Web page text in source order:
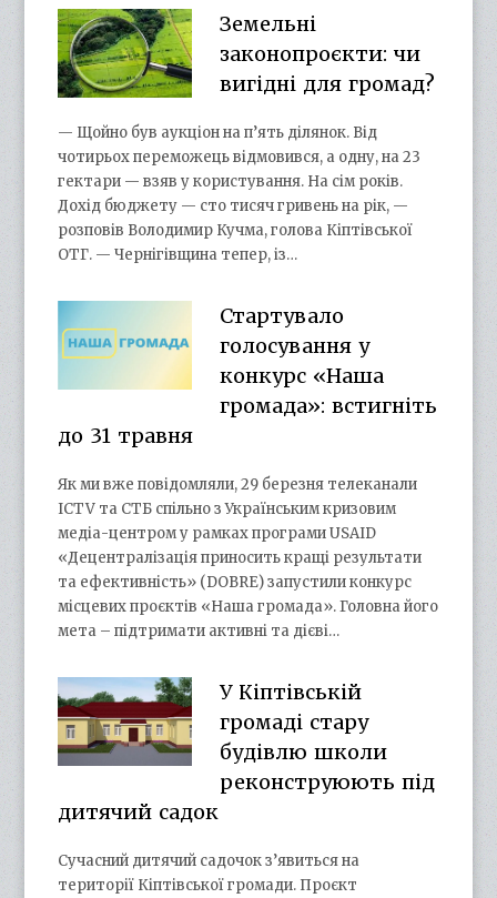
Земельні
законопроєкти: чи
вигідні для громад?
— Щойно був аукціон на п’ять ділянок. Від
чотирьох переможець відмовився, а одну, на 23
гектари — взяв у користування. На сім років.
Дохід бюджету — сто тисяч гривень на рік, —
розповів Володимир Кучма, голова Кіптівської
ОТГ. — Чернігівщина тепер, із…
Стартувало
голосування у
конкурс «Наша
громада»: встигніть
до 31 травня
Як ми вже повідомляли, 29 березня телеканали
ICTV та СТБ спільно з Українським кризовим
медіа-центром у рамках програми USAID
«Децентралізація приносить кращі результати
та ефективність» (DOBRE) запустили конкурс
місцевих проєктів «Наша громада». Головна його
мета – підтримати активні та дієві…
У Кіптівській
громаді стару
будівлю школи
реконструюють під
дитячий садок
Сучасний дитячий садочок з’явиться на
території Кіптівської громади. Проєкт